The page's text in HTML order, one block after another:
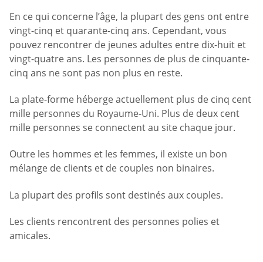
En ce qui concerne l’âge, la plupart des gens ont entre
vingt-cinq et quarante-cinq ans. Cependant, vous
pouvez rencontrer de jeunes adultes entre dix-huit et
vingt-quatre ans. Les personnes de plus de cinquante-
cinq ans ne sont pas non plus en reste.
La plate-forme héberge actuellement plus de cinq cent
mille personnes du Royaume-Uni. Plus de deux cent
mille personnes se connectent au site chaque jour.
Outre les hommes et les femmes, il existe un bon
mélange de clients et de couples non binaires.
La plupart des profils sont destinés aux couples.
Les clients rencontrent des personnes polies et
amicales.